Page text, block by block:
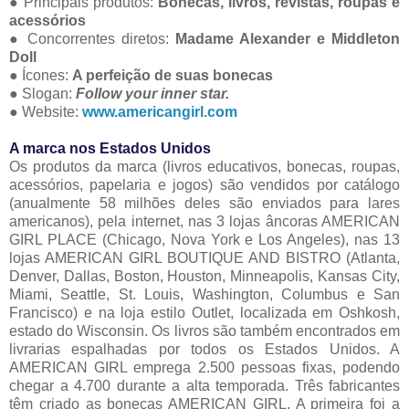
acessórios
● Concorrentes diretos:
Madame Alexander e Middleton
Doll
● Ícones: A perfeição de suas bonecas
● Slogan: Follow your inner star.
● Website: www.americangirl.com
A marca nos Estados Unidos
Os produtos da marca (livros educativos, bonecas, roupas,
acessórios, papelaria e jogos) são vendidos por catálogo
(anualmente 58 milhões deles são enviados para lares
americanos), pela internet, nas 3 lojas âncoras AMERICAN
GIRL PLACE (Chicago, Nova York e Los Angeles), nas 13
lojas AMERICAN GIRL BOUTIQUE AND BISTRO (Atlanta,
Denver, Dallas, Boston, Houston, Minneapolis, Kansas City,
Miami, Seattle, St. Louis, Washington, Columbus e San
Francisco) e na loja estilo Outlet, localizada em Oshkosh,
estado do Wisconsin. Os livros são também encontrados em
livrarias espalhadas por todos os Estados Unidos. A
AMERICAN GIRL emprega 2.500 pessoas fixas, podendo
chegar a 4.700 durante a alta temporada. Três fabricantes
têm criado as bonecas AMERICAN GIRL. A primeira foi a